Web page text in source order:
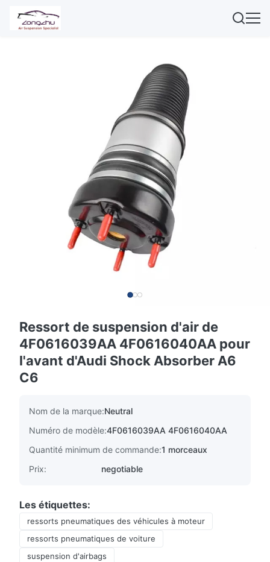
Ressort de suspension d'air de
4F0616039AA 4F0616040AA pour
l'avant d'Audi Shock Absorber A6
C6
Nom de la marque:Neutral
Numéro de modèle:4F0616039AA 4F0616040AA
Quantité minimum de commande:1 morceaux
Prix:
negotiable
Les étiquettes:
ressorts pneumatiques des véhicules à moteur
ressorts pneumatiques de voiture
suspension d'airbags